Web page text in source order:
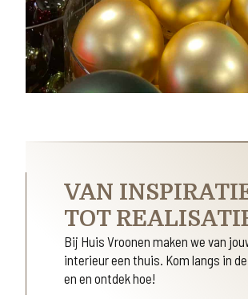
VAN
TOT
Bij Huis Vroonen maken we van
interieur een thuis. Kom langs in
en en ontdek hoe!